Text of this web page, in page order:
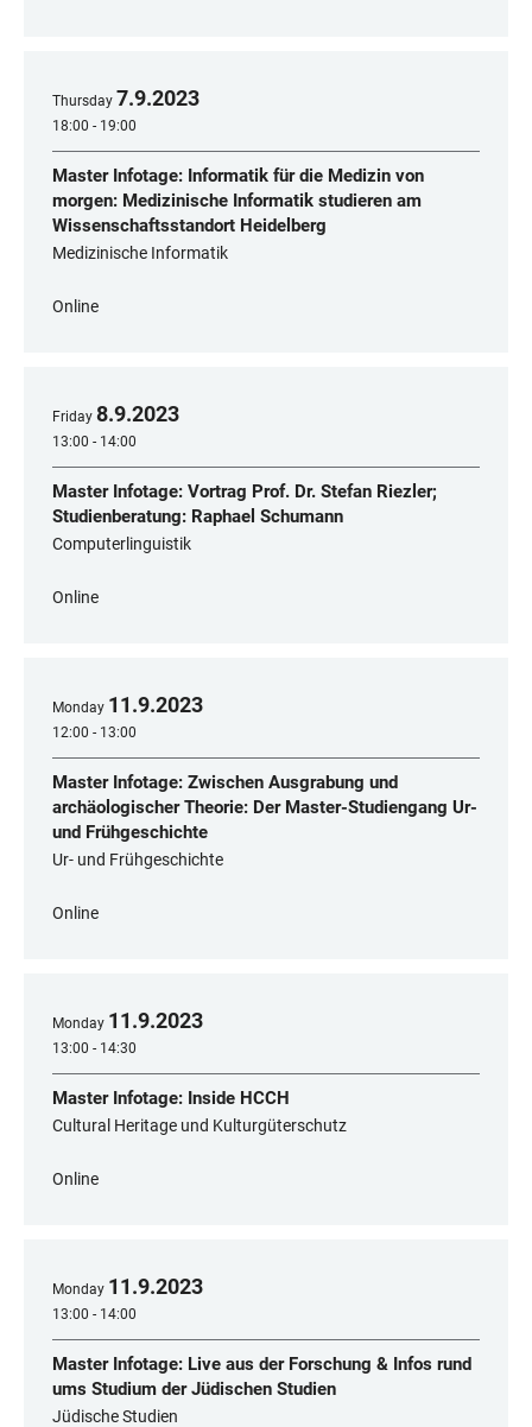
Thursday 7.9.2023
18:00 - 19:00
Master Infotage: Informatik für die Medizin von
morgen: Medizinische Informatik studieren am
Wissenschaftsstandort Heidelberg
Medizinische Informatik
Online
Friday 8.9.2023
13:00 - 14:00
Master Infotage: Vortrag Prof. Dr. Stefan Riezler;
Studienberatung: Raphael Schumann
Computerlinguistik
Online
Monday 11.9.2023
12:00 - 13:00
Master Infotage: Zwischen Ausgrabung und
archäologischer Theorie: Der Master-Studiengang Ur-
und Frühgeschichte
Ur- und Frühgeschichte
Online
Monday 11.9.2023
13:00 - 14:30
Master Infotage: Inside HCCH
Cultural Heritage und Kulturgüterschutz
Online
Monday 11.9.2023
13:00 - 14:00
Master Infotage: Live aus der Forschung & Infos rund
ums Studium der Jüdischen Studien
Jüdische Studien